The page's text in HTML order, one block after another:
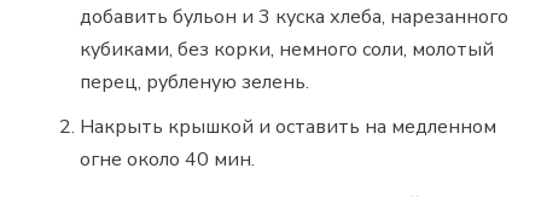
добавить бульон и 3 куска хлеба, нарезанного
кубиками, без корки, немного соли, молотый
перец, рубленую зелень.
Накрыть крышкой и оставить на медленном
огне около 40 мин.